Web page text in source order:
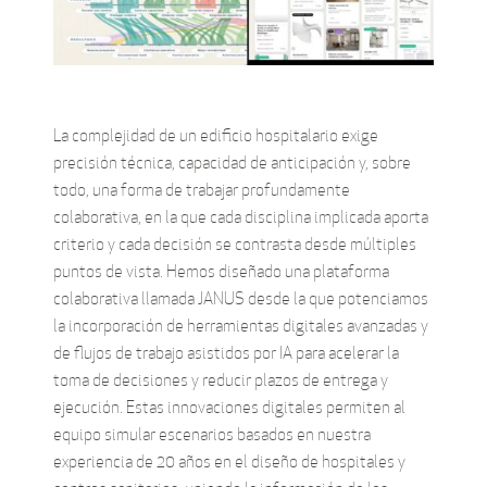
La complejidad de un edificio hospitalario exige
precisión técnica, capacidad de anticipación y, sobre
todo, una forma de trabajar profundamente
colaborativa, en la que cada disciplina implicada aporta
criterio y cada decisión se contrasta desde múltiples
puntos de vista. Hemos diseñado una plataforma
colaborativa llamada JANUS desde la que potenciamos
la incorporación de herramientas digitales avanzadas y
de flujos de trabajo asistidos por IA para acelerar la
toma de decisiones y reducir plazos de entrega y
ejecución. Estas innovaciones digitales permiten al
equipo simular escenarios basados en nuestra
experiencia de 20 años en el diseño de hospitales y